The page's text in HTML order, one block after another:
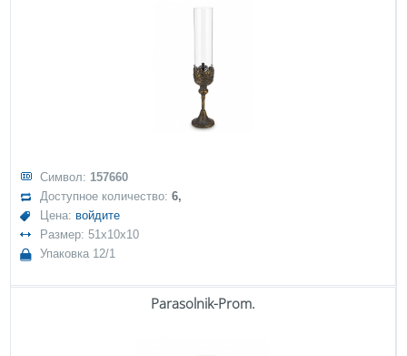
Символ: 157660
Доступное количество:6,
Цена: войдите
Размер: 51x10x10
Упаковка 12/1
Parasolnik-Prom.